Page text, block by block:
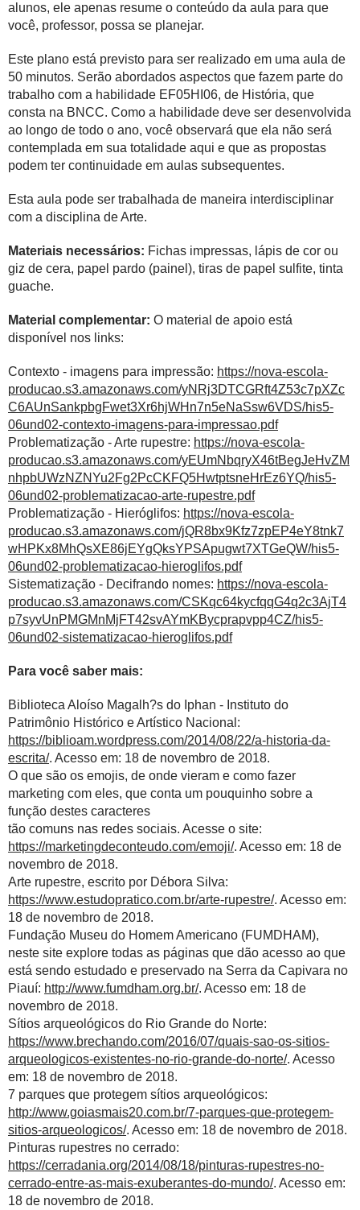
alunos, ele apenas resume o conteúdo da aula para que
você, professor, possa se planejar.
Este plano está previsto para ser realizado em uma aula de
50 minutos. Serão abordados aspectos que fazem parte do
trabalho com a habilidade EF05HI06, de História, que
consta na BNCC. Como a habilidade deve ser desenvolvida
ao longo de todo o ano, você observará que ela não será
contemplada em sua totalidade aqui e que as propostas
podem ter continuidade em aulas subsequentes.
Esta aula pode ser trabalhada de maneira interdisciplinar
com a disciplina de Arte.
Materiais necessários: Fichas impressas, lápis de cor ou
giz de cera, papel pardo (painel), tiras de papel sulfite, tinta
guache.
Material complementar: O material de apoio está
disponível nos links:
Contexto - imagens para impressão: https://nova-escola-
producao.s3.amazonaws.com/yNRj3DTCGRft4Z53c7pXZc
C6AUnSankpbgFwet3Xr6hjWHn7n5eNaSsw6VDS/his5-
06und02-contexto-imagens-para-impressao.pdf
Problematização - Arte rupestre: https://nova-escola-
producao.s3.amazonaws.com/yEUmNbqryX46tBegJeHvZM
nhpbUWzNZNYu2Fg2PcCKFQ5HwtptsneHrEz6YQ/his5-
06und02-problematizacao-arte-rupestre.pdf
Problematização - Hieróglifos: https://nova-escola-
producao.s3.amazonaws.com/jQR8bx9Kfz7zpEP4eY8tnk7
wHPKx8MhQsXE86jEYgQksYPSApugwt7XTGeQW/his5-
06und02-problematizacao-hieroglifos.pdf
Sistematização - Decifrando nomes: https://nova-escola-
producao.s3.amazonaws.com/CSKqc64kycfqqG4q2c3AjT4
p7syvUnPMGMnMjFT42svAYmKBycprapvpp4CZ/his5-
06und02-sistematizacao-hieroglifos.pdf
Para você saber mais:
Biblioteca Aloíso Magalh?s do Iphan - Instituto do
Patrimônio Histórico e Artístico Nacional:
https://biblioam.wordpress.com/2014/08/22/a-historia-da-
escrita/. Acesso em: 18 de novembro de 2018.
O que são os emojis, de onde vieram e como fazer
marketing com eles, que conta um pouquinho sobre a
função destes caracteres
tão comuns nas redes sociais. Acesse o site:
https://marketingdeconteudo.com/emoji/. Acesso em: 18 de
novembro de 2018.
Arte rupestre, escrito por Débora Silva:
https://www.estudopratico.com.br/arte-rupestre/. Acesso em:
18 de novembro de 2018.
Fundação Museu do Homem Americano (FUMDHAM),
neste site explore todas as páginas que dão acesso ao que
está sendo estudado e preservado na Serra da Capivara no
Piauí: http://www.fumdham.org.br/. Acesso em: 18 de
novembro de 2018.
Sítios arqueológicos do Rio Grande do Norte:
https://www.brechando.com/2016/07/quais-sao-os-sitios-
arqueologicos-existentes-no-rio-grande-do-norte/. Acesso
em: 18 de novembro de 2018.
7 parques que protegem sítios arqueológicos:
http://www.goiasmais20.com.br/7-parques-que-protegem-
sitios-arqueologicos/. Acesso em: 18 de novembro de 2018.
Pinturas rupestres no cerrado:
https://cerradania.org/2014/08/18/pinturas-rupestres-no-
cerrado-entre-as-mais-exuberantes-do-mundo/. Acesso em:
18 de novembro de 2018.